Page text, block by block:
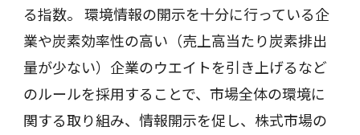
る指数。 環境情報の開示を十分に行っている企
業や炭素効率性の高い（売上高当たり炭素排出
量が少ない）企業のウエイトを引き上げるなど
のルールを採用することで、市場全体の環境に
関する取り組み、情報開示を促し、株式市場の